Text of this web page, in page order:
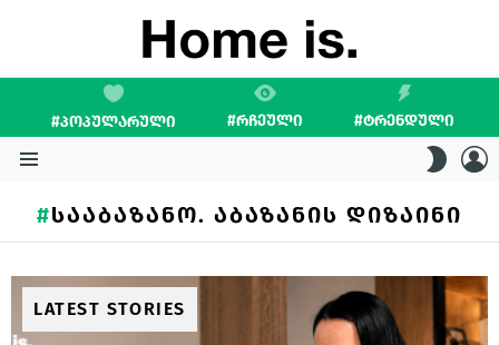
#ᲞᲝᲞᲣᲚᲐᲠᲣᲚᲘ #ᲠᲩᲔᲣᲚᲘ #ᲢᲠᲔᲜᲓᲣᲚᲘ
SKIN
ᲡᲐᲐᲑᲐᲖᲐᲜᲝ. ᲐᲑᲐᲖᲐᲜᲘᲡ ᲓᲘᲖᲐᲘᲜᲘ
LATEST STORIES